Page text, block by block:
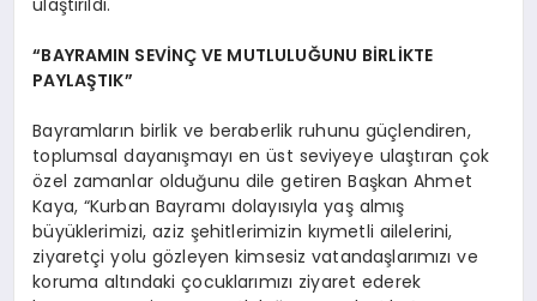
“BAYRAMIN SEVİNÇ VE MUTLULUĞUNU BİRLİKTE
PAYLAŞTIK”
Bayramların birlik ve beraberlik ruhunu güçlendiren,
toplumsal dayanışmayı en üst seviyeye ulaştıran çok
özel zamanlar olduğunu dile getiren Başkan Ahmet
Kaya, “Kurban Bayramı dolayısıyla yaş almış
büyüklerimizi, aziz şehitlerimizin kıymetli ailelerini,
ziyaretçi yolu gözleyen kimsesiz vatandaşlarımızı ve
koruma altındaki çocuklarımızı ziyaret ederek